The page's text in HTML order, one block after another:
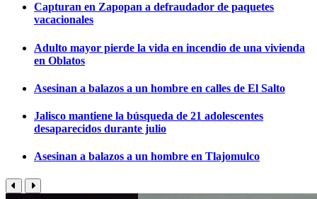
Capturan en Zapopan a defraudador de paquetes
vacacionales
Adulto mayor pierde la vida en incendio de una vivienda
en Oblatos
Asesinan a balazos a un hombre en calles de El Salto
Jalisco mantiene la búsqueda de 21 adolescentes
desaparecidos durante julio
Asesinan a balazos a un hombre en Tlajomulco